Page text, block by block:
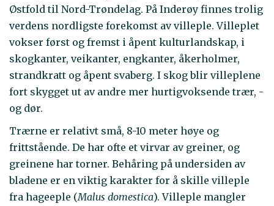
Østfold til Nord-Trøndelag. På Inderøy finnes trolig
verdens nordligste forekomst av villeple. Villeplet
vokser først og fremst i åpent kulturlandskap, i
skogkanter, veikanter, engkanter, åkerholmer,
strandkratt og åpent svaberg. I skog blir villeplene
fort skygget ut av andre mer hurtigvoksende trær, -
og dør.
Trærne er relativt små, 8-10 meter høye og
frittstående. De har ofte et virvar av greiner, og
greinene har torner. Behåring på undersiden av
bladene er en viktig karakter for å skille villeple
fra hageeple (Malus domestica). Villeple mangler